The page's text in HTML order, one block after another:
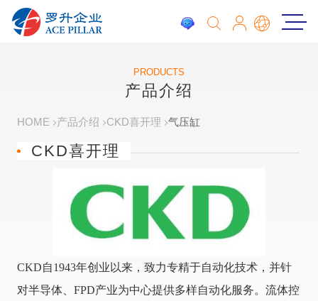
PRODUCTS
产品介绍
HOME 产品介绍 CKD喜开理 气压缸
CKD喜开理
CKD自1943年创业以来，致力专精于自动化技术，并针
对半导体、FPD产业为中心提供多样自动化服务。流体控